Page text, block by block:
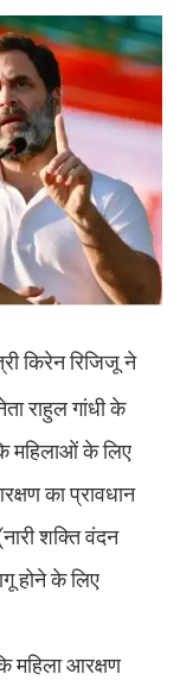
किरेन रिजिजू ने
राहुल गांधी के
महिलाओं के लिए
का प्रावधान
शक्ति वंदन
होने के लिए
महिला आरक्षण